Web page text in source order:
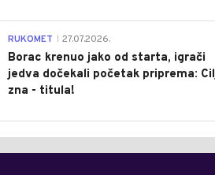
RUKOMET 27.07.2026.
Borac krenuo jako od starta, igrači
jedva dočekali početak priprema:
zna - titula!